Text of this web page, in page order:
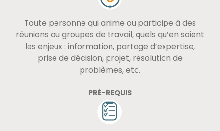
Toute personne qui anime ou participe à des
réunions ou groupes de travail, quels qu’en soient
les enjeux : information, partage d’expertise,
prise de décision, projet, résolution de
problèmes, etc.
PRÉ-REQUIS